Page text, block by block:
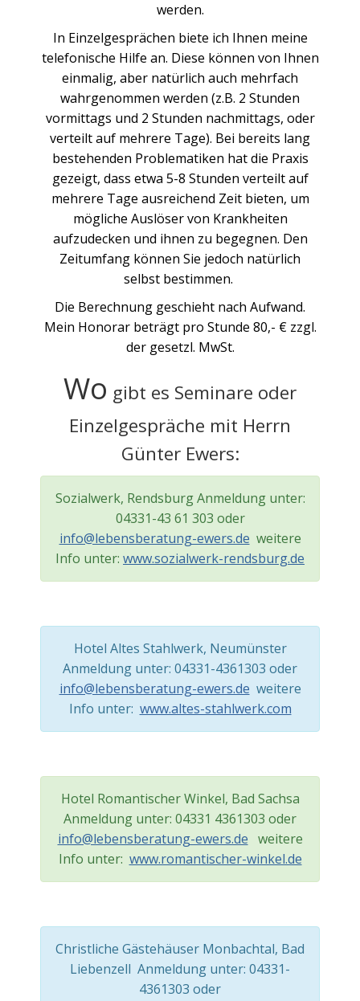
werden.
In Einzelgesprächen biete ich Ihnen meine
telefonische Hilfe an. Diese können von Ihnen
einmalig, aber natürlich auch mehrfach
wahrgenommen werden (z.B. 2 Stunden
vormittags und 2 Stunden nachmittags, oder
verteilt auf mehrere Tage). Bei bereits lang
bestehenden Problematiken hat die Praxis
gezeigt, dass etwa 5-8 Stunden verteilt auf
mehrere Tage ausreichend Zeit bieten, um
mögliche Auslöser von Krankheiten
aufzudecken und ihnen zu begegnen. Den
Zeitumfang können Sie jedoch natürlich
selbst bestimmen.
Die Berechnung geschieht nach Aufwand.
Mein Honorar beträgt pro Stunde 80,- € zzgl.
der gesetzl. MwSt.
Wo gibt es Seminare oder
Einzelgespräche mit Herrn
Günter Ewers:
Sozialwerk, Rendsburg Anmeldung unter:
04331-43 61 303 oder
info@lebensberatung-ewers.de weitere
Info unter: www.sozialwerk-rendsburg.de
Hotel Altes Stahlwerk, Neumünster
Anmeldung unter: 04331-4361303 oder
info@lebensberatung-ewers.de weitere
Info unter: www.altes-stahlwerk.com
Hotel Romantischer Winkel, Bad Sachsa
Anmeldung unter: 04331 4361303 oder
info@lebensberatung-ewers.de weitere
Info unter: www.romantischer-winkel.de
Christliche Gästehäuser Monbachtal, Bad
Liebenzell Anmeldung unter: 04331-
4361303 oder